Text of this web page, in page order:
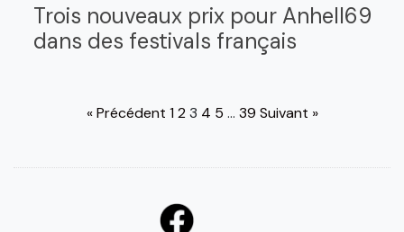
Trois nouveaux prix pour Anhell69
dans des festivals français
« Précédent 1 2 3 4 5 … 39 Suivant »